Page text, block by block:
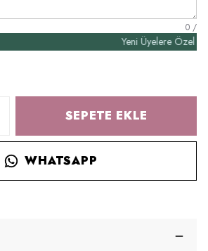
0 /
Yeni Üyelere Özel 50₺
SEPETE EKLE
WHATSAPP